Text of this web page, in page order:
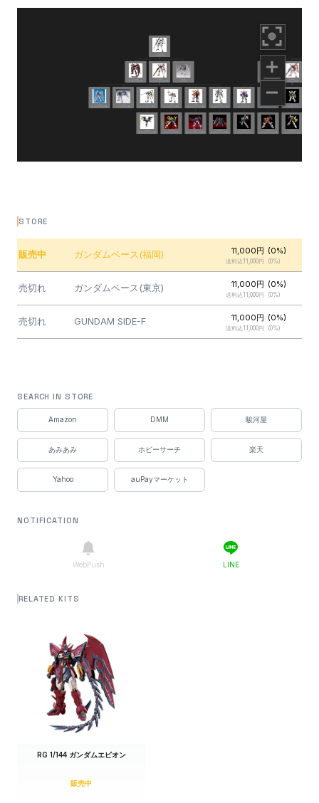
STORE
販売中 ガンダムベース(福岡) 11,000円
送料込11,000円
(0%)
(0%)
売切れ ガンダムベース(東京) 11,000円
送料込11,000円
(0%)
(0%)
売切れ GUNDAM SIDE-F 11,000円
送料込11,000円
(0%)
(0%)
SEARCH IN STORE
Amazon DMM 駿河屋
あみあみ ホビーサーチ 楽天
Yahoo auPayマーケット
NOTIFICATION
WebPush LINE
RELATED KITS
RG 1/144 ガンダムエピオン
販売中